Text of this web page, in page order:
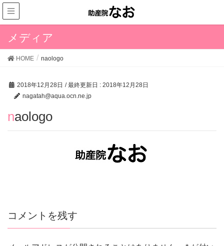
メディア
HOME naologo
2018年12月28日 / 最終更新日 : 2018年12月28日
nagatah@aqua.ocn.ne.jp
naologo
コメントを残す